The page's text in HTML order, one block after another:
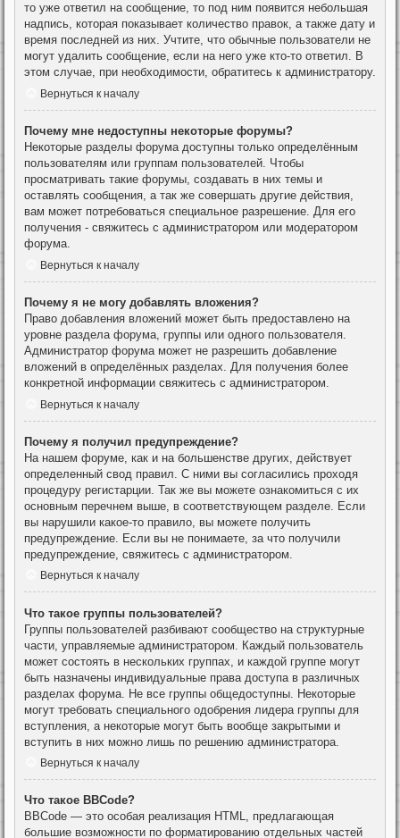
то уже ответил на сообщение, то под ним появится небольшая
надпись, которая показывает количество правок, а также дату и
время последней из них. Учтите, что обычные пользователи не
могут удалить сообщение, если на него уже кто-то ответил. В
этом случае, при необходимости, обратитесь к администратору.
Вернуться к началу
Почему мне недоступны некоторые форумы?
Некоторые разделы форума доступны только определённым
пользователям или группам пользователей. Чтобы
просматривать такие форумы, создавать в них темы и
оставлять сообщения, а так же совершать другие действия,
вам может потребоваться специальное разрешение. Для его
получения - свяжитесь с администратором или модератором
форума.
Вернуться к началу
Почему я не могу добавлять вложения?
Право добавления вложений может быть предоставлено на
уровне раздела форума, группы или одного пользователя.
Администратор форума может не разрешить добавление
вложений в определённых разделах. Для получения более
конкретной информации свяжитесь с администратором.
Вернуться к началу
Почему я получил предупреждение?
На нашем форуме, как и на большенстве других, действует
определенный свод правил. С ними вы согласились проходя
процедуру регистарции. Так же вы можете ознакомиться с их
основным перечнем выше, в соответствующем разделе. Если
вы нарушили какое-то правило, вы можете получить
предупреждение. Если вы не понимаете, за что получили
предупреждение, свяжитесь с администратором.
Вернуться к началу
Что такое группы пользователей?
Группы пользователей разбивают сообщество на структурные
части, управляемые администратором. Каждый пользователь
может состоять в нескольких группах, и каждой группе могут
быть назначены индивидуальные права доступа в различных
разделах форума. Не все группы общедоступны. Некоторые
могут требовать специального одобрения лидера группы для
вступления, а некоторые могут быть вообще закрытыми и
вступить в них можно лишь по решению администратора.
Вернуться к началу
Что такое BBCode?
BBCode — это особая реализация HTML, предлагающая
большие возможности по форматированию отдельных частей